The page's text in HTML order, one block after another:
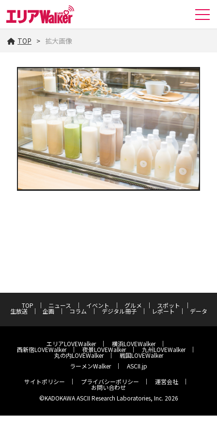
TOP 拡大画像
TOP ニュース イベント グルメ スポット
生放送 企画 コラム デジタル冊子 レポート データ
エリアLOVEWalker 横浜LOVEWalker
西新宿LOVEWalker 夜景LOVEWalker 九州LOVEWalker
丸の内LOVEWalker
戦国LOVEWalker
ラーメンWalker
ASCII.jp
サイトポリシー
プライバシーポリシー 運営会社
お問い合わせ
©KADOKAWA ASCII Research Laboratories, Inc. 2026